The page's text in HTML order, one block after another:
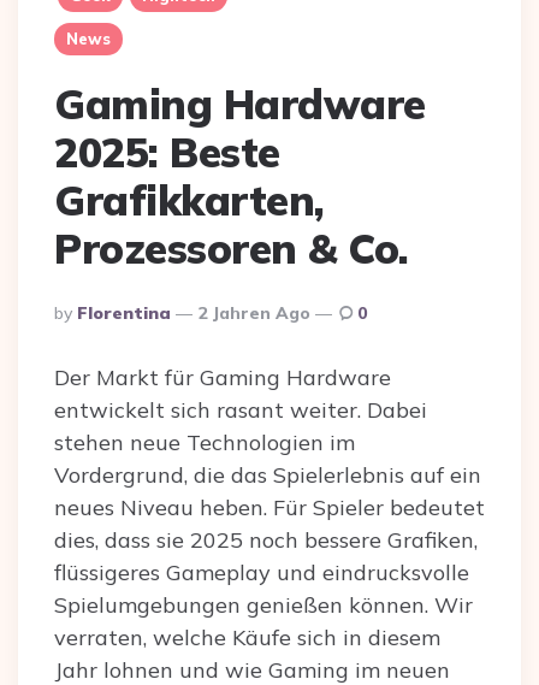
News
Gaming Hardware
2025: Beste
Grafikkarten,
Prozessoren & Co.
Posted
By
By Florentina 2 Jahren Ago 0
Der Markt für Gaming Hardware
entwickelt sich rasant weiter. Dabei
stehen neue Technologien im
Vordergrund, die das Spielerlebnis auf ein
neues Niveau heben. Für Spieler bedeutet
dies, dass sie 2025 noch bessere Grafiken,
flüssigeres Gameplay und eindrucksvolle
Spielumgebungen genießen können. Wir
verraten, welche Käufe sich in diesem
Jahr lohnen und wie Gaming im neuen